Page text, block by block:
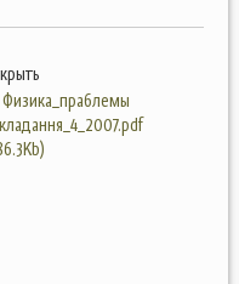
Физика_праблемы